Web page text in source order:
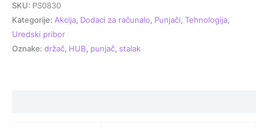
SKU: PS0830
Kategorije: Akcija, Dodaci za računalo, Punjači, Tehnologija,
Uredski pribor
Oznake: držač, HUB, punjač, stalak